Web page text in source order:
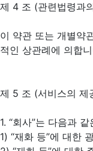
제 4 조 (관련법령과
이 약관 또는 개별약
적인 상관례에 의합
제 5 조 (서비스의 제
1. “회사”는 다음과
1) “재화 등”에 대한